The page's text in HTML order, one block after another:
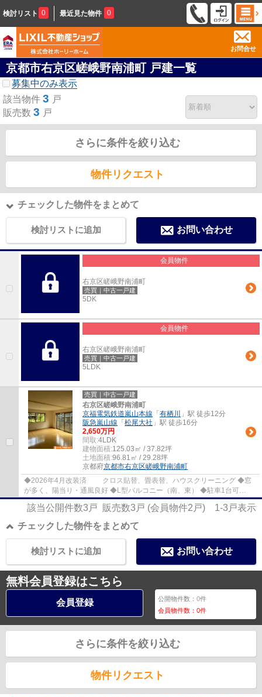
検討リスト 0 最近見た物件 0
お問合せ
京都市右京区嵯峨野南浦町 戸建一覧
募集中のみ表示
該当物件 3 戸
販売数 3 戸
さらに条件を絞り込む
物件リクエスト
チェックした物件をまとめて
検討リストに追加 お問い合わせ
会員物件
右京区嵯峨野南浦町
売買｜中古一戸建
5DK
会員物件
右京区嵯峨野南浦町
売買｜中古一戸建
5LDK
売買｜中古一戸建
右京区嵯峨野南浦町
京福電気鉄道嵐山本線 「 有栖川
」駅 徒歩12分
阪急嵐山線 「 松尾大社 」駅 徒歩16分
2,650万円
間取:4LDK
建物面積:125.03㎡ / 37.82坪
土地面積:96.81㎡ / 29.28坪
京都府京都市右京区嵯峨野南浦町
◆2026年4月改装済 クロス貼替、畳表替、ハウスクリーニング ◆窓
が多く、陽当り・通風良好 ◆L型バルコニー（南、東） ◆駐車1台可
◆LDK、ゆったり約17帖 ◆延床125平米の4LDK ◆各居室...
該当公開件数3 戸 販売数3 戸 (会員物件2 戸) 1-3 戸表示
チェックした物件をまとめて
お問い合わせ
検討リストに追加
無料会員登録はこちら
会員登録 公開物件数：0件
会員物件数：0件
さらに条件を絞り込む
物件リクエスト